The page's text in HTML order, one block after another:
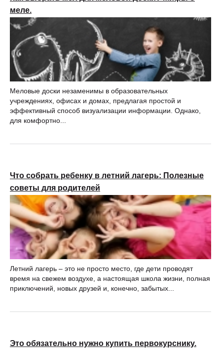
меле.
Меловые доски незаменимы в образовательных
учреждениях, офисах и домах, предлагая простой и
эффективный способ визуализации информации. Однако,
для комфортно...
Что собрать ребенку в летний лагерь: Полезные
советы для родителей
Летний лагерь – это не просто место, где дети проводят
время на свежем воздухе, а настоящая школа жизни, полная
приключений, новых друзей и, конечно, забытых...
Это обязательно нужно купить первокурснику.